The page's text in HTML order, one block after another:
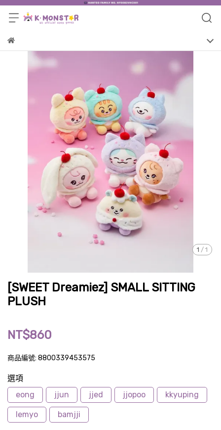
1 / 1
[SWEET Dreamiez] SMALL SITTING
PLUSH
NT$860
商品編號: 8800339453575
選項
eong
jjun jjed jjopoo kkyuping
lemyo bamjji